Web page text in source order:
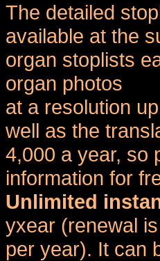
The detailed
available at the
organ stoplists
organ photos
at a resolution
well as the
4,000 a year, so
information for
Unlimited
yxear (renewal
per year). It can